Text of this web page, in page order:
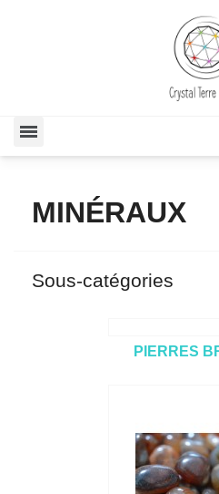
MINÉRAUX
Sous-catégories
PIERRES